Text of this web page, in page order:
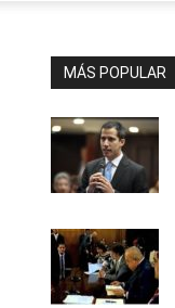
MÁS POPULAR